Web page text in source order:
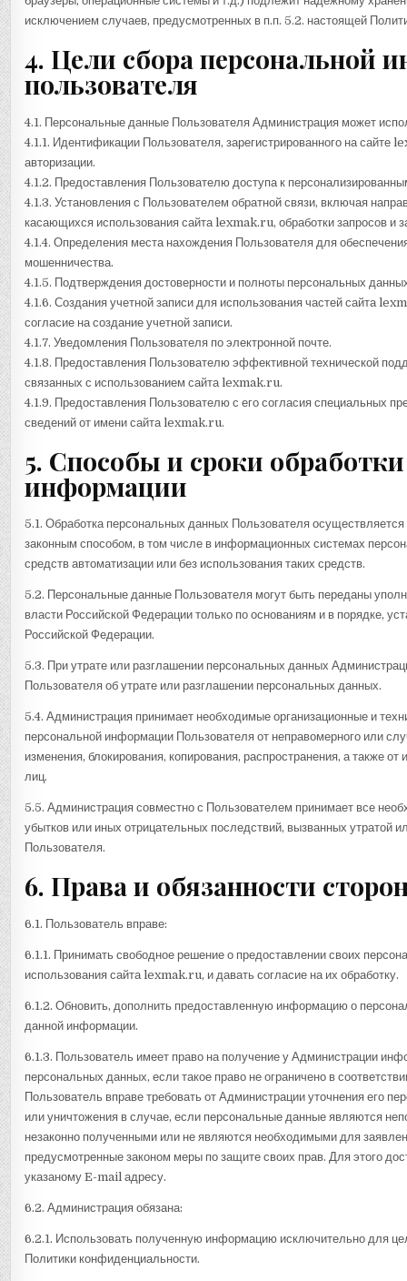
исключением случаев, предусмотренных в п.п. 5.2. настоящей
4. Цели сбора персональной
пользователя
4.1. Персональные данные Пользователя Администрация может
4.1.1. Идентификации Пользователя, зарегистрированного на сайте
авторизации.
4.1.2. Предоставления Пользователю доступа к
4.1.3. Установления с Пользователем обратной связи, включая
касающихся использования сайта lexmak.ru, обработки запросов и
4.1.4. Определения места нахождения Пользователя для
мошенничества.
4.1.5. Подтверждения достоверности и полноты персональных
4.1.6. Создания учетной записи для использования частей сайта
согласие на создание учетной записи.
4.1.7. Уведомления Пользователя по электронной почте.
4.1.8. Предоставления Пользователю эффективной технической
связанных с использованием сайта lexmak.ru.
4.1.9. Предоставления Пользователю с его согласия специальных
сведений от имени сайта lexmak.ru.
5. Способы и сроки
информации
5.1. Обработка персональных данных Пользователя
законным способом, в том числе в информационных системах
средств автоматизации или без использования таких средств.
5.2. Персональные данные Пользователя могут быть переданы
власти Российской Федерации только по основаниям и в порядке,
Российской Федерации.
5.3. При утрате или разглашении персональных данных
Пользователя об утрате или разглашении персональных данных.
5.4. Администрация принимает необходимые организационные и
персональной информации Пользователя от неправомерного или
изменения, блокирования, копирования, распространения, а также
лиц.
5.5. Администрация совместно с Пользователем принимает все
убытков или иных отрицательных последствий, вызванных утратой
Пользователя.
6. Права и обязанности
6.1. Пользователь вправе:
6.1.1. Принимать свободное решение о предоставлении своих
использования сайта lexmak.ru, и давать согласие на их обработку.
6.1.2. Обновить, дополнить предоставленную информацию о
данной информации.
6.1.3. Пользователь имеет право на получение у Администрации
персональных данных, если такое право не ограничено в
Пользователь вправе требовать от Администрации уточнения его
или уничтожения в случае, если персональные данные являются
незаконно полученными или не являются необходимыми для
предусмотренные законом меры по защите своих прав. Для этого
указаному E-mail адресу.
6.2. Администрация обязана:
6.2.1. Использовать полученную информацию исключительно для
Политики конфиденциальности.